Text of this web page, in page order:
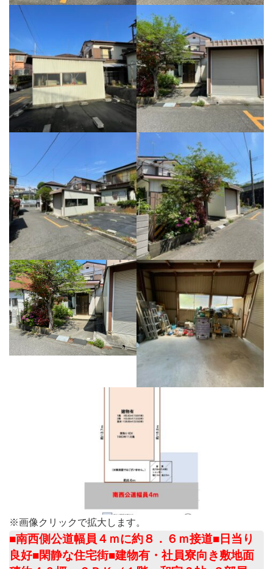
※画像クリックで拡大します。
■南西側公道幅員４ｍに約８．６ｍ接道■日当り
良好■閑静な住宅街■建物有・社員寮向き敷地面